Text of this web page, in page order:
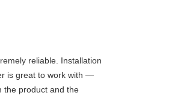
reliable. Installation
is great to work with —
the product and the